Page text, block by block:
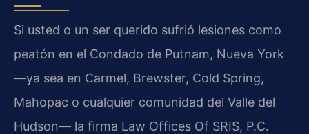
Si usted o un ser querido sufrió lesiones como
peatón en el Condado de Putnam, Nueva York
—ya sea en Carmel, Brewster, Cold Spring,
Mahopac o cualquier comunidad del Valle del
Hudson— la firma Law Offices Of SRIS, P.C.